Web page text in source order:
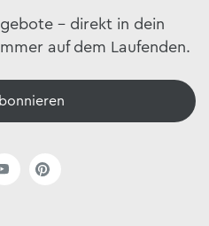
– direkt in dein
auf dem Laufenden.